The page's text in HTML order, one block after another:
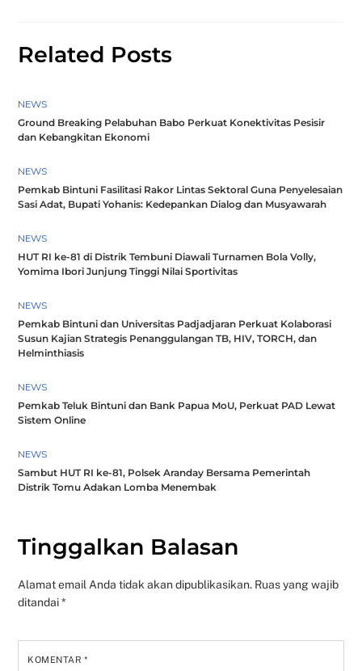
Related Posts
NEWS
Ground Breaking Pelabuhan Babo Perkuat Konektivitas Pesisir
dan Kebangkitan Ekonomi
NEWS
Pemkab Bintuni Fasilitasi Rakor Lintas Sektoral Guna Penyelesaian
Sasi Adat, Bupati Yohanis: Kedepankan Dialog dan Musyawarah
NEWS
HUT RI ke-81 di Distrik Tembuni Diawali Turnamen Bola Volly,
Yomima Ibori Junjung Tinggi Nilai Sportivitas
NEWS
Pemkab Bintuni dan Universitas Padjadjaran Perkuat Kolaborasi
Susun Kajian Strategis Penanggulangan TB, HIV, TORCH, dan
Helminthiasis
NEWS
Pemkab Teluk Bintuni dan Bank Papua MoU, Perkuat PAD Lewat
Sistem Online
NEWS
Sambut HUT RI ke-81, Polsek Aranday Bersama Pemerintah
Distrik Tomu Adakan Lomba Menembak
Tinggalkan Balasan
Alamat email Anda tidak akan dipublikasikan. Ruas yang wajib
ditandai*
KOMENTAR*